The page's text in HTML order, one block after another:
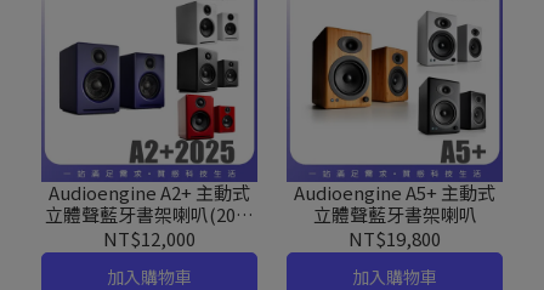
Audioengine A2+ 主動式
立體聲藍牙書架喇叭(2025
升級款）
NT$12,000
加入購物車
Audioengine A5+ 主動式
立體聲藍牙書架喇叭
NT$19,800
加入購物車